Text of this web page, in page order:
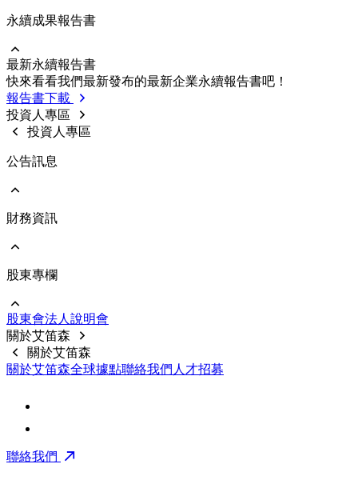
董事會
功能性委員會
永續供應鏈
企業誠信經營
内部稽核
重要規章制度
前往 利害關係人議合
利害關係人聯絡資訊
利害關係人投訴管道
利害關係人線上意見反應
永續成果報告書
前往 永續成果報告書
歷年報告書下載
最新永續報告書
快來看看我們最新發布的最新企業永續報告書吧！
報告書下載
投資人專區
投資人專區
公告訊息
前往 公告訊息
財務資訊
前往 財務資訊
財務報告
公開說明書
股東專欄
前往 股東專欄
股價資料
前十大股東
股東會法⼈說明會
關於艾笛森
關於艾笛森
關於艾笛森全球據點聯絡我們 人才招募
聯絡我們